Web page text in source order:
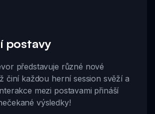
postavy
představuje různé nové
činí každou herní session svěží a
mezi postavami přináší
výsledky!